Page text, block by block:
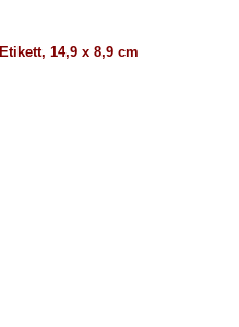
Etikett, 14,9 x 8,9 cm